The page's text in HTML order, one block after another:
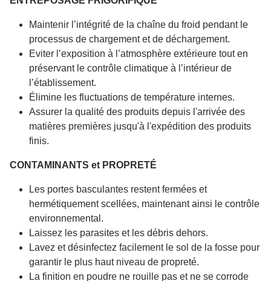
Maintenir l’intégrité de la chaîne du froid pendant le
processus de chargement et de déchargement.
Eviter l’exposition à l’atmosphère extérieure tout en
préservant le contrôle climatique à l’intérieur de
l’établissement.
Élimine les fluctuations de température internes.
Assurer la qualité des produits depuis l'arrivée des
matières premières jusqu'à l'expédition des produits
finis.
CONTAMINANTS et PROPRETÉ
Les portes basculantes restent fermées et
hermétiquement scellées, maintenant ainsi le contrôle
environnemental.
Laissez les parasites et les débris dehors.
Lavez et désinfectez facilement le sol de la fosse pour
garantir le plus haut niveau de propreté.
La finition en poudre ne rouille pas et ne se corrode